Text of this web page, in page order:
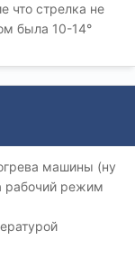
что стрелка не
была 10-14°
машины (ну
рабочий режим